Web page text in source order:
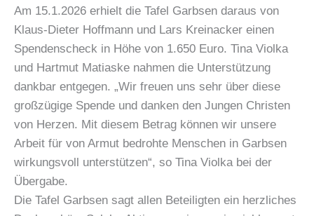
Am 15.1.2026 erhielt die Tafel Garbsen daraus von
Klaus-Dieter Hoffmann und Lars Kreinacker einen
Spendenscheck in Höhe von 1.650 Euro. Tina Violka
und Hartmut Matiaske nahmen die Unterstützung
dankbar entgegen. „Wir freuen uns sehr über diese
großzügige Spende und danken den Jungen Christen
von Herzen. Mit diesem Betrag können wir unsere
Arbeit für von Armut bedrohte Menschen in Garbsen
wirkungsvoll unterstützen“, so Tina Violka bei der
Übergabe.
Die Tafel Garbsen sagt allen Beteiligten ein herzliches